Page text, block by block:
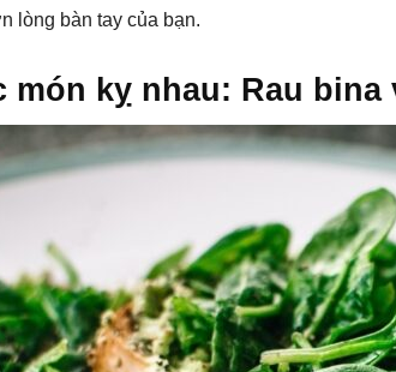
lòng bàn tay của bạn.
món kỵ nhau: Rau